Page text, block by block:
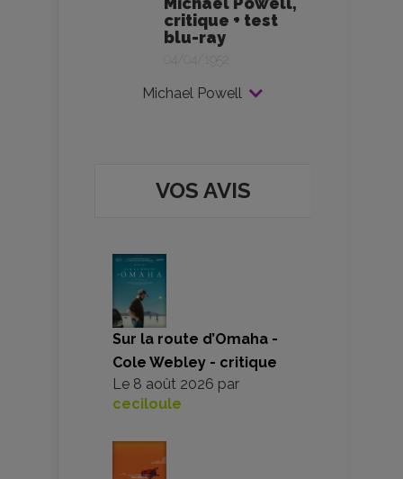
critique + test
blu-ray
04/04/1952
Michael Powell
VOS AVIS
Sur la route d’Omaha -
Cole Webley - critique
Le 8 août 2026 par
ceciloule